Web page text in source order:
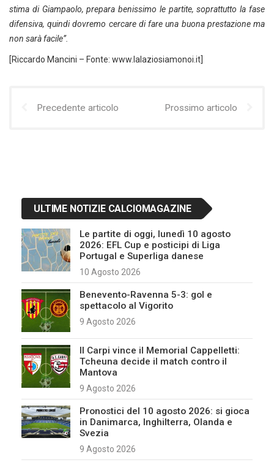
stima di Giampaolo, prepara benissimo le partite, soprattutto la fase
difensiva, quindi dovremo cercare di fare una buona prestazione ma
non sarà facile”.
[Riccardo Mancini – Fonte: www.lalaziosiamonoi.it]
Precedente articolo Prossimo articolo
ULTIME NOTIZIE CALCIOMAGAZINE
Le partite di oggi, lunedì 10 agosto
2026: EFL Cup e posticipi di Liga
Portugal e Superliga danese
10 Agosto 2026
Benevento-Ravenna 5-3: gol e
spettacolo al Vigorito
9 Agosto 2026
Il Carpi vince il Memorial Cappelletti:
Tcheuna decide il match contro il
Mantova
9 Agosto 2026
Pronostici del 10 agosto 2026: si gioca
in Danimarca, Inghilterra, Olanda e
Svezia
9 Agosto 2026